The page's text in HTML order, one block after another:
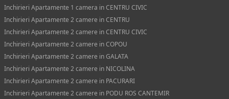
Inchirieri Apartamente 1 camera in CENTRU CIVIC
Inchirieri Apartamente 2 camere in CENTRU
Inchirieri Apartamente 2 camere in CENTRU CIVIC
Inchirieri Apartamente 2 camere in COPOU
Inchirieri Apartamente 2 camere in GALATA
Inchirieri Apartamente 2 camere in NICOLINA
Inchirieri Apartamente 2 camere in PACURARI
Inchirieri Apartamente 2 camere in PODU ROS CANTEMIR